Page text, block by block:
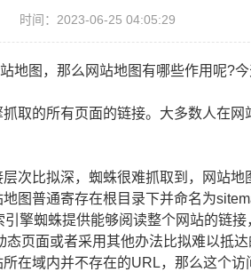
时间：2023-06-25 04:05:29
地图，那么网站地图有哪些作用呢?今
的所有页面的链接。大多数人在网
比拟深，蜘蛛很难抓取到，网站地
图普通寄存在根目录下并命名为
擎蜘蛛提供能够阅读整个网站的链
页面或者采用其他办法比拟难以抵
在域内并不存在的URL，那么这个